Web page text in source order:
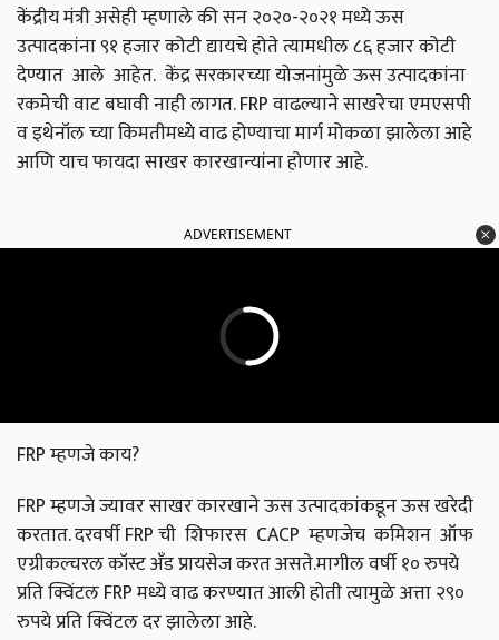
केंद्रीय मंत्री असेही म्हणाले की सन २०२०-२०२१ मध्ये ऊस
उत्पादकांना ९१ हजार कोटी द्यायचे होते त्यामधील ८६ हजार कोटी
देण्यात आले आहेत. केंद्र सरकारच्या योजनांमुळे ऊस उत्पादकांना
रकमेची वाट बघावी नाही लागत. FRP वाढल्याने साखरेचा एमएसपी
व इथेनॉल च्या किमतीमध्ये वाढ होण्याचा मार्ग मोकळा झालेला आहे
आणि याच फायदा साखर कारखान्यांना होणार आहे.
ADVERTISEMENT
FRP म्हणजे काय?
FRP म्हणजे ज्यावर साखर कारखाने ऊस उत्पादकांकडून ऊस खरेदी
करतात. दरवर्षी FRP ची शिफारस CACP म्हणजेच कमिशन ऑफ
एग्रीकल्चरल कॉस्ट अँड प्रायसेज करत असते.मागील वर्षी १० रुपये
प्रति क्विंटल FRP मध्ये वाढ करण्यात आली होती त्यामुळे अत्ता २९०
रुपये प्रति क्विंटल दर झालेला आहे.